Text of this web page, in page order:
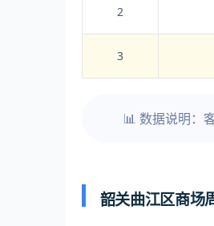
2
3
📊 数据说明：
韶关曲江区商场